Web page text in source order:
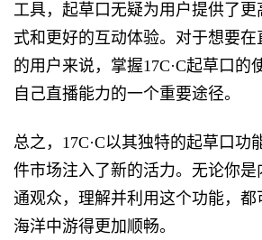
工具，起草口无疑为用户提供了
式和更好的互动体验。对于想要
的用户来说，掌握17C·C起草口的
自己直播能力的一个重要途径。
总之，17C·C以其独特的起草口功
件市场注入了新的活力。无论你是
通观众，理解并利用这个功能，都
海洋中游得更加顺畅。